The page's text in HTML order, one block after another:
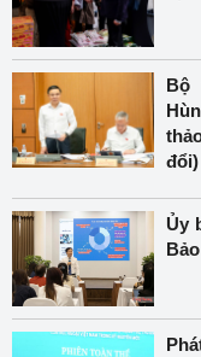
Bộ
đổi)
Ủy